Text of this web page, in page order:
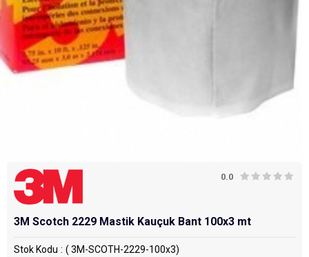
0.0
3M Scotch 2229 Mastik Kauçuk Bant 100x3 mt
Stok Kodu ( 3M-SCOTH-2229-100x3)